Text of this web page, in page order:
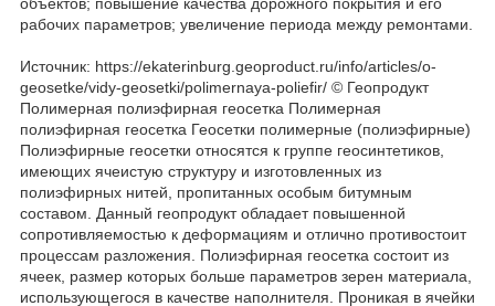
рабочих параметров; увеличение периода между ремонтами.
Источник: https://ekaterinburg.geoproduct.ru/info/articles/o-
geosetke/vidy-geosetki/polimernaya-poliefir/ © Геопродукт
Полимерная полиэфирная геосетка Полимерная
полиэфирная геосетка Геосетки полимерные (полиэфирные)
Полиэфирные геосетки относятся к группе геосинтетиков,
имеющих ячеистую структуру и изготовленных из
полиэфирных нитей, пропитанных особым битумным
составом. Данный геопродукт обладает повышенной
сопротивляемостью к деформациям и отлично противостоит
процессам разложения. Полиэфирная геосетка состоит из
ячеек, размер которых больше параметров зерен материала,
использующегося в качестве наполнителя. Проникая в ячейки